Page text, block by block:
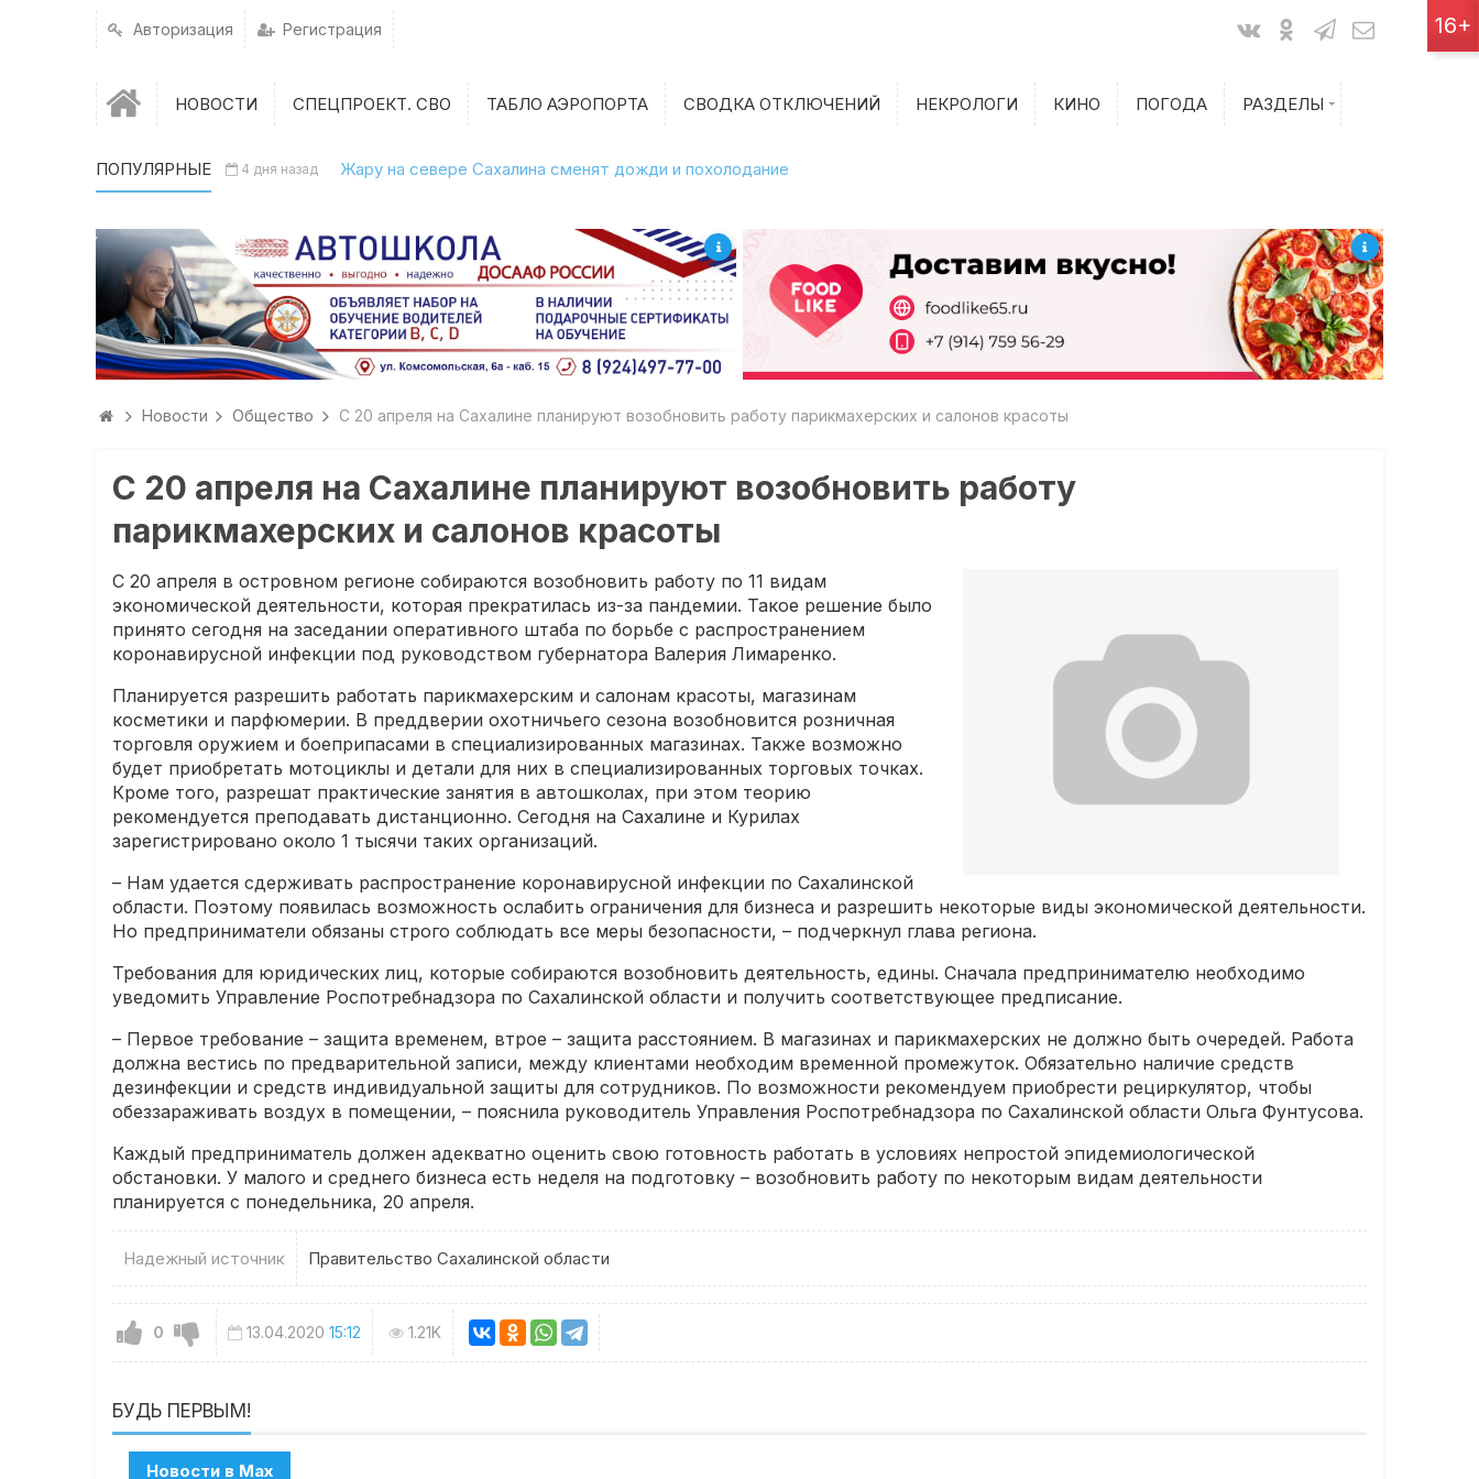
Авторизация Регистрация
НОВОСТИ СПЕЦПРОЕКТ. СВО ТАБЛО АЭРОПОРТА СВОДКА ОТКЛЮЧЕНИЙ НЕКРОЛОГИ КИНО ПОГОДА РАЗДЕЛЫ
Показания счетчиков
Билеты на поезд
ПОПУЛЯРНЫЕ 4 дня назад Жару на севере Сахалина сменят дожди и похолодание
Новости Общество С 20 апреля на Сахалине планируют возобновить работу парикмахерских и салонов красоты
С 20 апреля на Сахалине планируют возобновить работу
парикмахерских и салонов красоты
С 20 апреля в островном регионе собираются возобновить работу по 11 видам
экономической деятельности, которая прекратилась из-за пандемии. Такое решение было
принято сегодня на заседании оперативного штаба по борьбе с распространением
коронавирусной инфекции под руководством губернатора Валерия Лимаренко.
Планируется разрешить работать парикмахерским и салонам красоты, магазинам
косметики и парфюмерии. В преддверии охотничьего сезона возобновится розничная
торговля оружием и боеприпасами в специализированных магазинах. Также возможно
будет приобретать мотоциклы и детали для них в специализированных торговых точках.
Кроме того, разрешат практические занятия в автошколах, при этом теорию
рекомендуется преподавать дистанционно. Сегодня на Сахалине и Курилах
зарегистрировано около 1 тысячи таких организаций.
– Нам удается сдерживать распространение коронавирусной инфекции по Сахалинской
области. Поэтому появилась возможность ослабить ограничения для бизнеса и разрешить некоторые виды экономической деятельности.
Но предприниматели обязаны строго соблюдать все меры безопасности, – подчеркнул глава региона.
Требования для юридических лиц, которые собираются возобновить деятельность, едины. Сначала предпринимателю необходимо
уведомить Управление Роспотребнадзора по Сахалинской области и получить соответствующее предписание.
– Первое требование – защита временем, втрое – защита расстоянием. В магазинах и парикмахерских не должно быть очередей. Работа
должна вестись по предварительной записи, между клиентами необходим временной промежуток. Обязательно наличие средств
дезинфекции и средств индивидуальной защиты для сотрудников. По возможности рекомендуем приобрести рециркулятор, чтобы
обеззараживать воздух в помещении, – пояснила руководитель Управления Роспотребнадзора по Сахалинской области Ольга Фунтусова.
Каждый предприниматель должен адекватно оценить свою готовность работать в условиях непростой эпидемиологической
обстановки. У малого и среднего бизнеса есть неделя на подготовку – возобновить работу по некоторым видам деятельности
планируется с понедельника, 20 апреля.
Надежный источник Правительство Сахалинской области
0 13.04.2020 15:12 1.21K
БУДЬ ПЕРВЫМ!
16+